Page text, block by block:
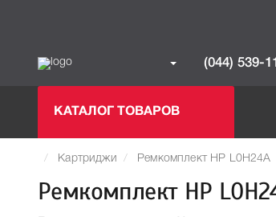
(044) 539-
КАТАЛОГ ТОВАРОВ
Картриджи Ремкомплект HP L0H24A
Ремкомплект HP